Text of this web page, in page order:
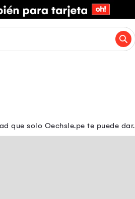
que solo Oechsle.pe te puede dar.